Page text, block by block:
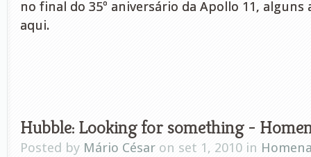
no final do 35º aniversário da Apollo 11, alguns
aqui.
Hubble: Looking for something -
Posted by Mário César on set 1, 2010 in